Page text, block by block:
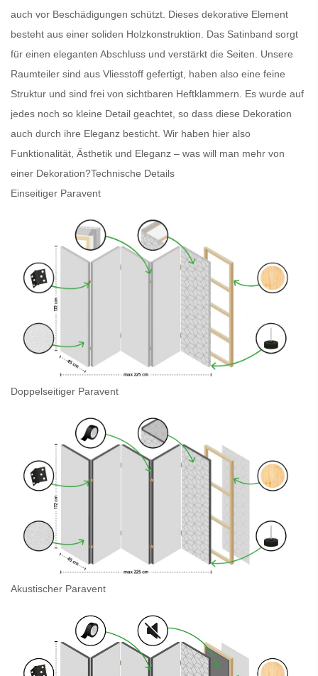
auch vor Beschädigungen schützt. Dieses dekorative Element
besteht aus einer soliden Holzkonstruktion. Das Satinband sorgt
für einen eleganten Abschluss und verstärkt die Seiten. Unsere
Raumteiler sind aus Vliesstoff gefertigt, haben also eine feine
Struktur und sind frei von sichtbaren Heftklammern. Es wurde auf
jedes noch so kleine Detail geachtet, so dass diese Dekoration
auch durch ihre Eleganz besticht. Wir haben hier also
Funktionalität, Ästhetik und Eleganz – was will man mehr von
einer Dekoration?Technische Details
Einseitiger Paravent
Doppelseitiger Paravent
Akustischer Paravent